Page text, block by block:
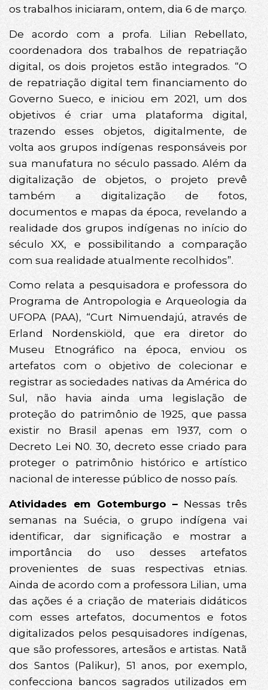
os trabalhos iniciaram, ontem, dia 6 de março.
De acordo com a profa. Lilian Rebellato,
coordenadora dos trabalhos de repatriação
digital, os dois projetos estão integrados. “O
de repatriação digital tem financiamento do
Governo Sueco, e iniciou em 2021, um dos
objetivos é criar uma plataforma digital,
trazendo esses objetos, digitalmente, de
volta aos grupos indígenas responsáveis por
sua manufatura no século passado. Além da
digitalização de objetos, o projeto prevê
também a digitalização de fotos,
documentos e mapas da época, revelando a
realidade dos grupos indígenas no início do
século XX, e possibilitando a comparação
com sua realidade atualmente recolhidos”.
Como relata a pesquisadora e professora do
Programa de Antropologia e Arqueologia da
UFOPA (PAA), “Curt Nimuendajú, através de
Erland Nordenskiöld, que era diretor do
Museu Etnográfico na época, enviou os
artefatos com o objetivo de colecionar e
registrar as sociedades nativas da América do
Sul, não havia ainda uma legislação de
proteção do patrimônio de 1925, que passa
existir no Brasil apenas em 1937, com o
Decreto Lei N0. 30, decreto esse criado para
proteger o patrimônio histórico e artístico
nacional de interesse público de nosso país.
Atividades em Gotemburgo – Nessas três
semanas na Suécia, o grupo indígena vai
identificar, dar significação e mostrar a
importância do uso desses artefatos
provenientes de suas respectivas etnias.
Ainda de acordo com a professora Lilian, uma
das ações é a criação de materiais didáticos
com esses artefatos, documentos e fotos
digitalizados pelos pesquisadores indígenas,
que são professores, artesãos e artistas. Natã
dos Santos (Palikur), 51 anos, por exemplo,
confecciona bancos sagrados utilizados em